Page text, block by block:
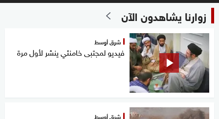
زوارنا يشاهدون الآن
شرق أوسط
فيديو لمجتبى خامنئي ينشر لأول مرة
شرق أوسط